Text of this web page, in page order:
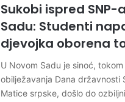
Sukobi ispred SNP-
Sadu: Studenti
djevojka oborena
U Novom Sadu je sinoć,
obilježavanja Dana državnosti
Matice srpske, došlo do